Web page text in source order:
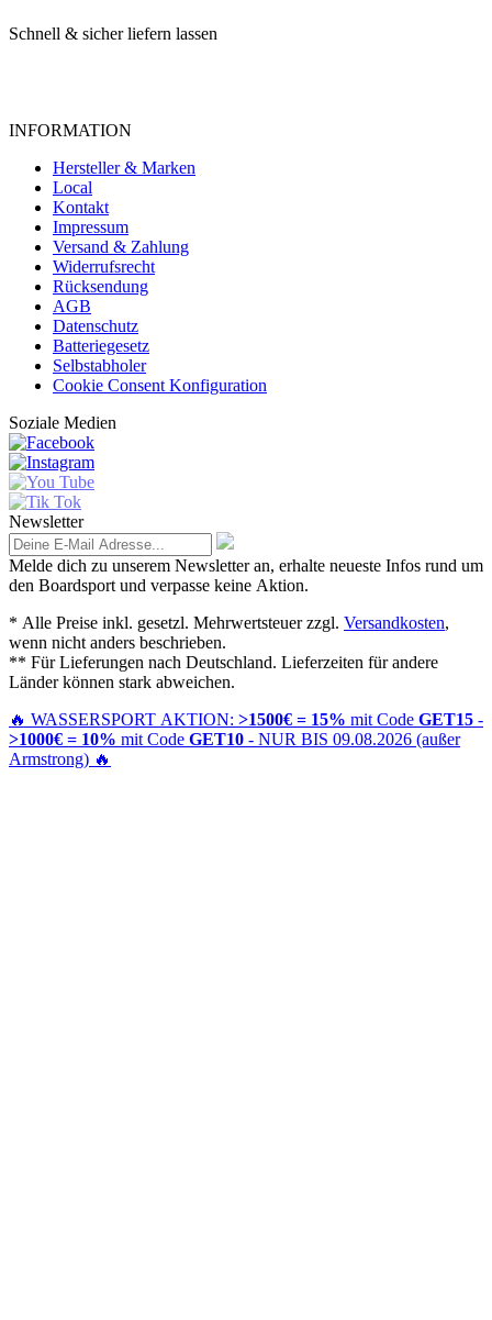
Schnell & sicher liefern lassen
INFORMATION
Hersteller & Marken
Local
Kontakt
Impressum
Versand & Zahlung
Widerrufsrecht
Rücksendung
AGB
Datenschutz
Batteriegesetz
Selbstabholer
Cookie Consent Konfiguration
Soziale Medien
Newsletter
Melde dich zu unserem Newsletter an, erhalte neueste Infos rund um
den Boardsport und verpasse keine Aktion.
* Alle Preise inkl. gesetzl. Mehrwertsteuer zzgl. Versandkosten,
wenn nicht anders beschrieben.
** Für Lieferungen nach Deutschland. Lieferzeiten für andere
Länder können stark abweichen.
🔥 WASSERSPORT AKTION: >1500€ = 15% mit Code GET15 -
>1000€ = 10% mit Code GET10 - NUR BIS 09.08.2026 (außer
Armstrong) 🔥